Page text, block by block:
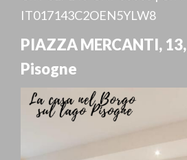
IT017143C2OEN5YLW8
PIAZZA MERCANTI, 13,
Pisogne